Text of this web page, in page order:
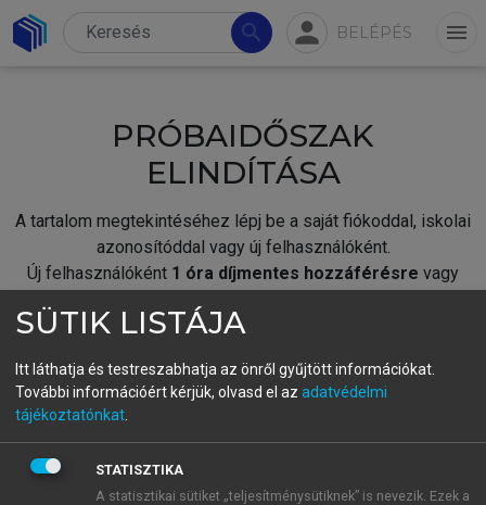
search person BELÉPÉS menu
PRÓBAIDŐSZAK
ELINDÍTÁSA
A tartalom megtekintéséhez lépj be a saját fiókoddal, iskolai
azonosítóddal vagy új felhasználóként.
Új felhasználóként 1 óra díjmentes hozzáférésre vagy
fiókoddal,vagy hozz létre új fiókot.
A regisztráció után apróbaidőszakautomatikusan
BELÉPÉS SAJÁT FIÓKKAL
SÜTIK LISTÁJA
Itt láthatja és testreszabhatja az önről gyűjtött információkat.
További információért kérjük, olvasd el az adatvédelmi
tájékoztatónkat
STATISZTIKA
A statisztikai sütiket „teljesítménysütiknek” is nevezik. Ezek a